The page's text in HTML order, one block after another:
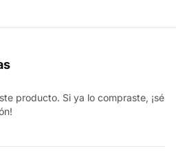
producto. Si ya lo compraste, ¡sé